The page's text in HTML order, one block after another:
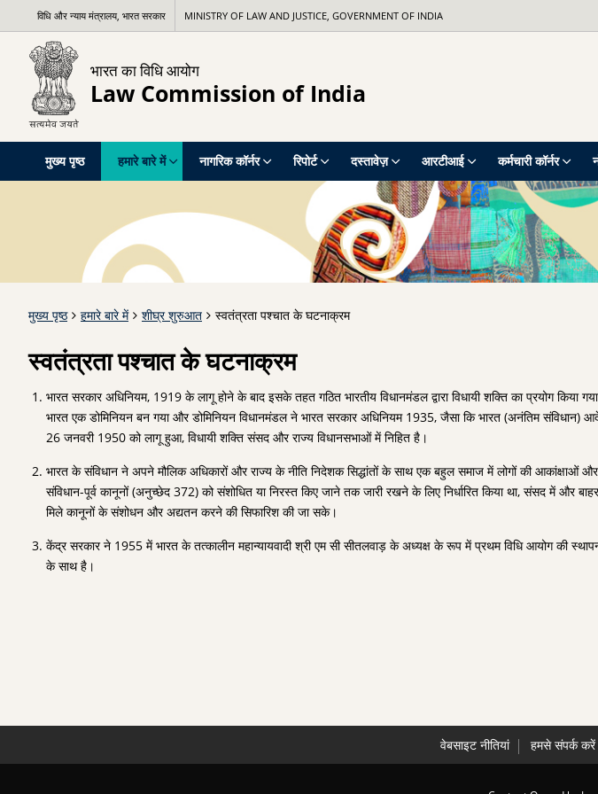
विधि और न्याय मंत्रालय, भारत सरकार MINISTRY OF LAW AND JUSTICE, GOVERNMENT OF INDIA
भारत का विधि आयोग
Law Commission of India
मुख्य पृष्ठ हमारे बारे में नागरिक कॉर्नर रिपोर्ट दस्तावेज़ आरटीआई कर्मचारी कॉर्नर
मुख्य पृष्ठ हमारे बारे में शीघ्र शुरुआत स्वतंत्रता पश्चात के घटनाक्रम
स्वतंत्रता पश्चात के घटनाक्रम
भारत सरकार अधिनियम, 1919 के लागू होने के बाद इसके तहत गठित भारतीय विधानमंडल द्वारा विधायी शक्ति का प्रयोग
भारत एक डोमिनियन बन गया और डोमिनियन विधानमंडल ने भारत सरकार अधिनियम 1935, जैसा कि भारत (अनंतिम
26 जनवरी 1950 को लागू हुआ, विधायी शक्ति संसद और राज्य विधानसभाओं में निहित है।
भारत के संविधान ने अपने मौलिक अधिकारों और राज्य के नीति निदेशक सिद्धांतों के साथ एक बहुल समाज में लोगों की आकांक्षाओं
संविधान-पूर्व कानूनों (अनुच्छेद 372) को संशोधित या निरस्त किए जाने तक जारी रखने के लिए निर्धारित किया था, संसद में और
मिले कानूनों के संशोधन और अद्यतन करने की सिफारिश की जा सके।
केंद्र सरकार ने 1955 में भारत के तत्कालीन महान्यायवादी श्री एम सी सीतलवाड़ के अध्यक्ष के रूप में प्रथम विधि आयोग की
के साथ है।
वेबसाइट नीतियां हमसे संपर्क करें